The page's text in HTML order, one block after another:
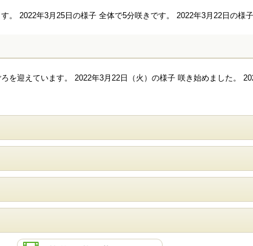
。 2022年3月25日の様子 全体で5分咲きです。 2022年3月22日の様
を迎えています。 2022年3月22日（火）の様子 咲き始めました。